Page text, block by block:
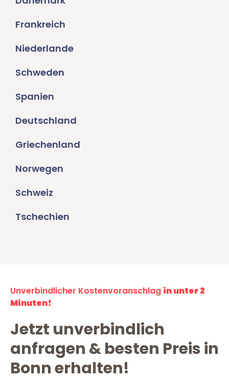
Frankreich
Niederlande
Schweden
Spanien
Deutschland
Griechenland
Norwegen
Schweiz
Tschechien
Unverbindlicher Kostenvoranschlag in unter 2
Minuten!
Jetzt unverbindlich
anfragen & besten Preis in
Bonn erhalten!